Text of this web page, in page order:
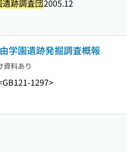
遺跡調査団2005.12
学園遺跡発掘調査概報
資料あり
1297>